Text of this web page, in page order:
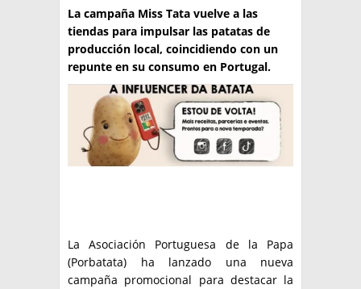
PRODUCCION
CLASIFICADOS
INTERES GENERAL
LA PAPA
RESOLUCIONES Y NORMATIVAS
ENLACES
ARGENPAPA
PUBLICIDAD
QUIENES SOMOS
BUSCAR NOTICIAS
La campaña Miss Tata vuelve a las
tiendas para impulsar las patatas de
producción local, coincidiendo con un
repunte en su consumo en Portugal.
La Asociación Portuguesa de la Papa
(Porbatata) ha lanzado una nueva
campaña promocional para destacar la